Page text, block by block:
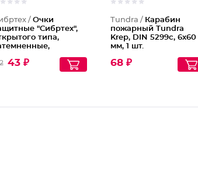
/ Очки
"Сибртех",
типа,
43 ₽
Tundra / Карабин
пожарный Tundra
Krep, DIN 5299с, 6х60
мм, 1 шт.
68 ₽